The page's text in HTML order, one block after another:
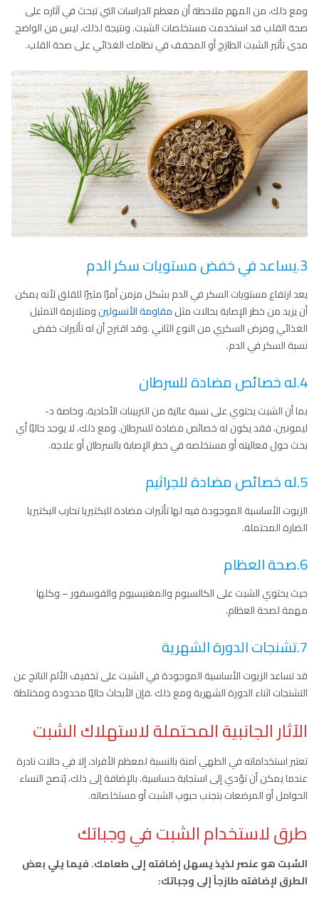
ومع ذلك، من المهم ملاحظة أن معظم الدراسات التي تبحث في آثاره على
صحة القلب قد استخدمت مستخلصات الشبت. ونتيجة لذلك، ليس من الواضح
مدى تأثير الشبت الطازج أو المجفف في نظامك الغذائي على صحة القلب.
3.يساعد في خفض مستويات سكر الدم
يعد ارتفاع مستويات السكر في الدم بشكل مزمن أمرًا مثيرًا للقلق لأنه يمكن
أن يزيد من خطر الإصابة بحالات مثلمقاومة الأنسولينومتلازمة التمثيل
الغذائي ومرض السكري من النوع الثاني .وقد اقترح أن له تأثيرات خفض
نسبة السكر في الدم.
4.له خصائص مضادة للسرطان
بما أن الشبت يحتوي على نسبة عالية من التربينات الأحادية، وخاصة د-
ليمونين، فقد يكون له خصائص مضادة للسرطان. ومع ذلك، لا يوجد حاليًا أي
بحث حول فعاليته أو مستخلصه في خطر الإصابة بالسرطان أو علاجه.
5.له خصائص مضادة للجراثيم
الزيوت الأساسية الموجودة فيه لها تأثيرات مضادة للبكتيريا تحارب البكتيريا
الضارة المحتملة.
6.صحة العظام
حيث يحتوي الشبت على الكالسيوم والمغنيسيوم والفوسفور – وكلها
مهمة لصحة العظام.
7.تشنجات الدورة الشهرية
قد تساعد الزيوت الأساسية الموجودة في الشبت على تخفيف الألم الناتج عن
التشنجات اثناء الدورة الشهرية ومع ذلك .فإن الأبحاث حاليًا محدودة ومختلطة
الآثار الجانبية المحتملة لاستهلاك الشبت
تعتبر استخداماته في الطهي آمنة بالنسبة لمعظم الأفراد، إلا في حالات نادرة
عندما يمكن أن تؤدي إلى استجابة حساسية. بالإضافة إلى ذلك، يُنصح النساء
الحوامل أو المرضعات بتجنب حبوب الشبت أو مستخلصاته.
طرق لاستخدام الشبت في وجباتك
الشبت هو عنصر لذيذ يسهل إضافته إلى طعامك. فيما يلي بعض
الطرق لإضافته طازجاً إلى وجباتك: